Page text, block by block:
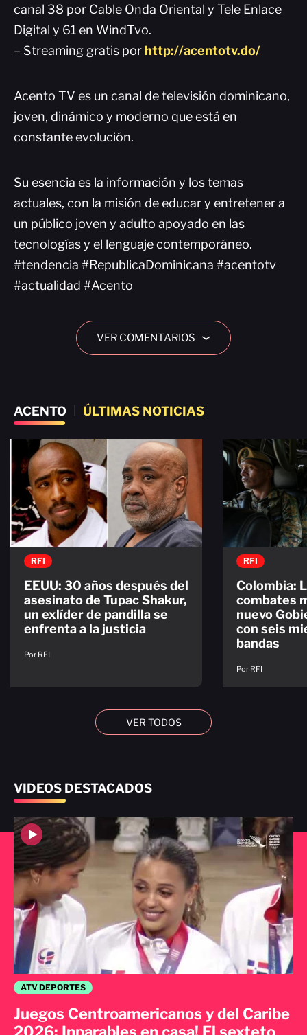
canal 38 por Cable Onda Oriental y Tele Enlace
Digital y 61 en WindTvo.
– Streaming gratis por http://acentotv.do/
Acento TV es un canal de televisión dominicano,
joven, dinámico y moderno que está en
constante evolución.
Su esencia es la información y los temas
actuales, con la misión de educar y entretener a
un público joven y adulto apoyado en las
tecnologías y el lenguaje contemporáneo.
#tendencia #RepublicaDominicana #acentotv
#actualidad #Acento
VER COMENTARIOS ›
ACENTO ÚLTIMAS NOTICIAS
RFI
EEUU: 30 años después del
asesinato de Tupac Shakur,
un exlíder de pandilla se
enfrenta a la justicia
Por RFI
RFI
Colombia:
combates
nuevo
con seis
bandas
Por RFI
VER TODOS
VIDEOS DESTACADOS
ATV DEPORTES
Juegos Centroamericanos y del Caribe